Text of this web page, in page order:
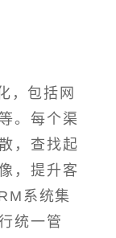
，包括网
。每个渠
，查找起
，提升客
系统集
统一管